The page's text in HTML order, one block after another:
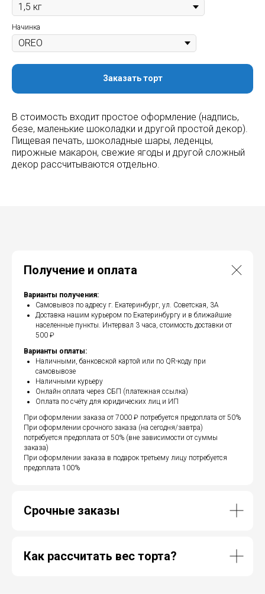
Начинка
Заказать торт
В стоимость входит простое оформление (надпись,
безе, маленькие шоколадки и другой простой декор).
Пищевая печать, шоколадные шары, леденцы,
пирожные макарон, свежие ягоды и другой сложный
декор рассчитываются отдельно.
Получение и оплата
Варианты получения:
Самовывоз по адресу г. Екатеринбург, ул. Советская, 3А
Доставка нашим курьером по Екатеринбургу и в ближайшие
населенные пункты. Интервал 3 часа, стоимость доставки от
500 ₽
Варианты оплаты:
Наличными, банковской картой или по QR-коду при
самовывозе
Наличными курьеру
Онлайн оплата через СБП (платежная ссылка)
Оплата по счёту для юридических лиц и ИП
При оформлении заказа от 7000 ₽ потребуется предоплата от 50%
При оформлении срочного заказа (на сегодня/завтра)
потребуется предоплата от 50% (вне зависимости от суммы
заказа)
При оформлении заказа в подарок третьему лицу потребуется
предоплата 100%
Срочные заказы
Как рассчитать вес торта?